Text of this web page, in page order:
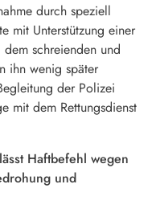
durch speziell
mit Unterstützung einer
schreienden und
ihn wenig später
der Polizei
mit dem Rettungsdienst
Haftbefehl wegen
und